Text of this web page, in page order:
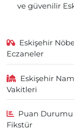
ve güvenilir
Eskişehir
Eczaneler
Eskişehir
Vakitleri
Puan Durumu
Fikstür